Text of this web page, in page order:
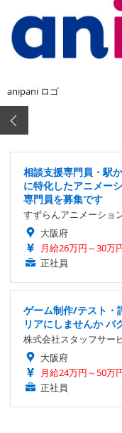
anipani ロゴ
相談支援専門員・駅
に特化したアニメー
専門員を募集です
すずらんアニメーショ
大阪府
月給26万円～30万
正社員
ゲーム制作/テスト・
リアにしませんか バ
株式会社スタッフサー
大阪府
月給24万円～50万
正社員